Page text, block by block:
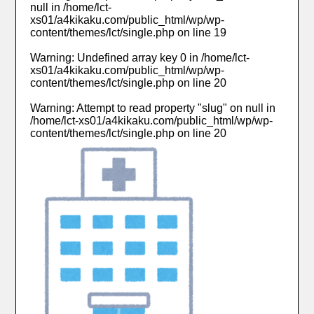
null in/home/lct-
xs01/a4kikaku.com/public_html/wp/wp-
content/themes/lct/single.php on line 19
Warning: Undefined array key 0 in/home/lct-
xs01/a4kikaku.com/public_html/wp/wp-
content/themes/lct/single.php on line 20
Warning: Attempt to read property "slug" on null in
/home/lct-xs01/a4kikaku.com/public_html/wp/wp-
content/themes/lct/single.php on line 20